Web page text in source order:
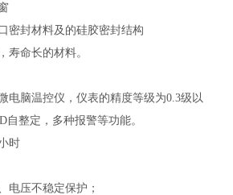
密封材料及的硅胶密封结构
寿命长的材料。
电脑温控仪，仪表的精度等级为0.3级以
自整定，多种报警等功能。
时
电压不稳定保护；